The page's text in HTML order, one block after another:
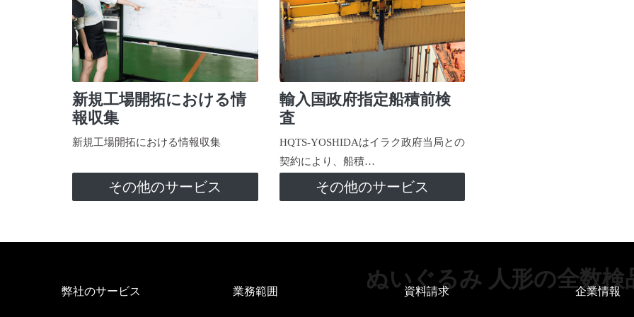
新規工場開拓における情
報収集
新規工場開拓における情報収集
その他のサービス
輸入国政府指定船積前検
査
HQTS-YOSHIDAはイラク政府当局との
契約により、船積…
その他のサービス
ぬいぐるみ 人形の全数検
弊社のサービス 業務範囲 資料請求 企業情報